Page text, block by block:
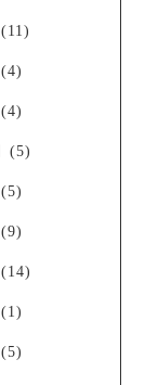
(11)
(4)
(4)
(5)
(5)
(9)
(14)
(1)
(5)